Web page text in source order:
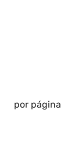
por página